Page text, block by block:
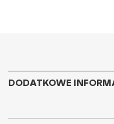
DODATKOWE